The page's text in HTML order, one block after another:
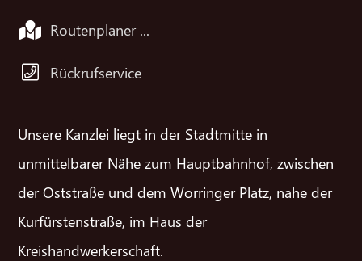
Routenplaner ...
Rückrufservice
Unsere Kanzlei liegt in der Stadtmitte in
unmittelbarer Nähe zum Hauptbahnhof, zwischen
der Oststraße und dem Worringer Platz, nahe der
Kurfürstenstraße, im Haus der
Kreishandwerkerschaft.